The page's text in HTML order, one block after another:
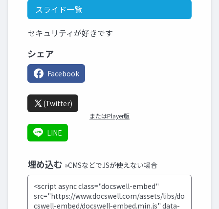
スライド一覧
セキュリティが好きです
シェア
Facebook
(Twitter)
またはPlayer版
LINE
埋め込む »CMSなどでJSが使えない場合